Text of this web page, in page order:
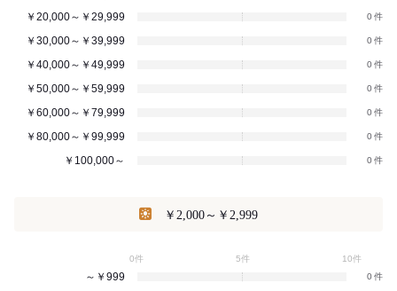
￥20,000～￥29,999 0
￥30,000～￥39,999 0
￥40,000～￥49,999 0
￥50,000～￥59,999 0
￥60,000～￥79,999 0
￥80,000～￥99,999 0
￥100,000～ 0
￥2,000～￥2,999
0件 5件 10件
～￥999 0